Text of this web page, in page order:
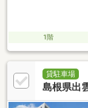
1階
貸駐車場
島根県出